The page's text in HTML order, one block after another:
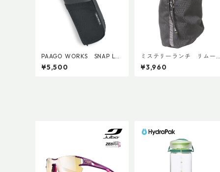
PAAGO WORKS SNAP Lef
ty
¥5,500
ミステリーランチ リムー
バブルウォーターボトルポ
ケット
¥3,960